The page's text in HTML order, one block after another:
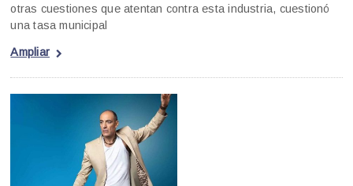
otras cuestiones que atentan contra esta industria, cuestionó
una tasa municipal
Ampliar